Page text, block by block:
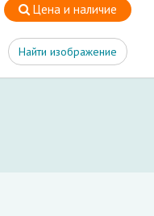
Цена и наличие
Найти изображение